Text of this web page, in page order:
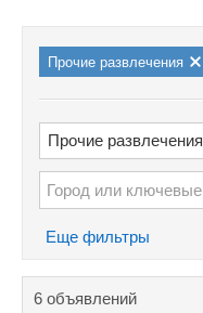
Прочие развлечения
Прочие развлечения
Еще фильтры
6 объявлений